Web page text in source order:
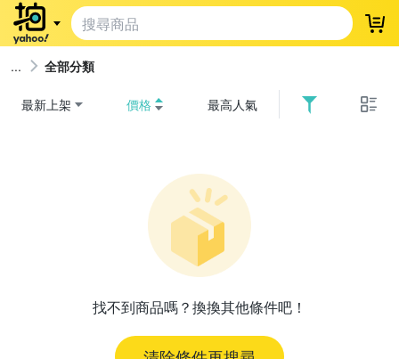
登
全部分類
最新上架 價格 最高人氣
找不到商品嗎？換換其他條件吧！